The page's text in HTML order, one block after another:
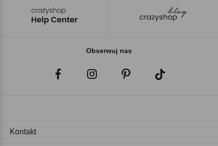
Obserwuj nas
Kontakt